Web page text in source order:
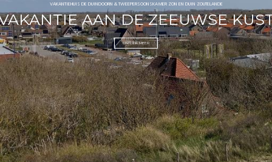
VAKANTIEHUIS DE DUINDOORN & TWEEPERSOONSKAMER ZON EN DUIN ZOUTELANDE
AAN DE ZEEUWSE
ONTDEK MEER